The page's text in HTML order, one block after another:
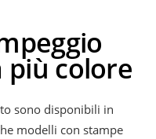
più colore
sono disponibili in
modelli con stampe